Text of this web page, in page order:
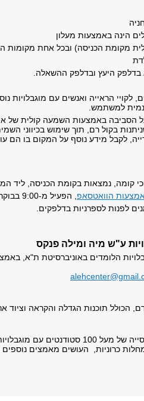
הינה באמצעות מעלון
מקומת הכניסה) ובכל אחת מקומות
בדלפק היעץ ובדלפק ההשאלה.
הראייה ואנשים עם מוגבלויות
למשתמש.
באמצעות השמעה קולית של
בקול רם, תוך שימוש בכיווני
לקבל מידע נוסף על המקום בו הם
קומה, נמצאות בקומת הכניסה, ליד
הוואטסאפ , הפעיל מ-9:00 בבוקר ועד 19:45 בערב.
לפנות לספרניות בדלפקים.
ע"ש מיה ומילה פנקס
הלומדים באוניברסיטת ת"א,
הכולל תוכנות הגדלה והקראה וציוד
ע"י המדור.
כרוניות, העושים מאמצים